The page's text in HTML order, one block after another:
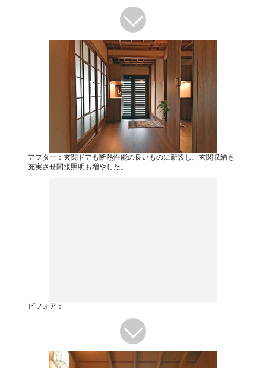
アフター：玄関ドアも断熱性能の良いものに新設し、玄関収納も
充実させ間接照明も増やした。
ビフォア：